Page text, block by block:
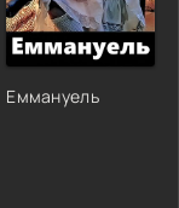
Еммануель